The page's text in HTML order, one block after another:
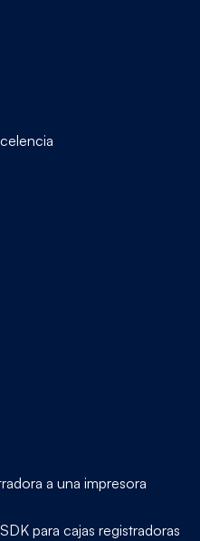
a una impresora
para cajas registradoras